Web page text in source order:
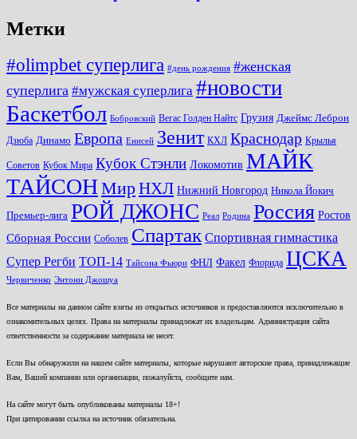
Метки
#olimpbet суперлига #день рождения #женская
суперлига #мужская суперлига #новости
Баскетбол Бобровский Вегас Голден Найтс Грузия Джеймс Леброн
Дзюба Динамо Европа Енисей Зенит КХЛ Краснодар Крылья
Советов Кубок Мира Кубок Стэнли Локомотив МАЙК
ТАЙСОНМирНХЛ Нижний Новгород Никола Йокич
Премьер-лига РОЙ ДЖОНС Реал Родина Россия Ростов
Сборная России Соболев Спартак Спортивная гимнастика
Супер Регби ТОП-14 Тайсона Фьюри ФНЛ Факел Флорида ЦСКА
Червиченко Энтони Джошуа
Все материалы на данном сайте взяты из открытых источников и предоставляются исключительно в
ознакомительных целях. Права на материалы принадлежат их владельцам. Администрация сайта
ответственности за содержание материала не несет.
Если Вы обнаружили на нашем сайте материалы, которые нарушают авторские права, принадлежащие
Вам, Вашей компании или организации, пожалуйста, сообщите нам.
На сайте могут быть опубликованы материалы 18+!
При цитировании ссылка на источник обязательна.